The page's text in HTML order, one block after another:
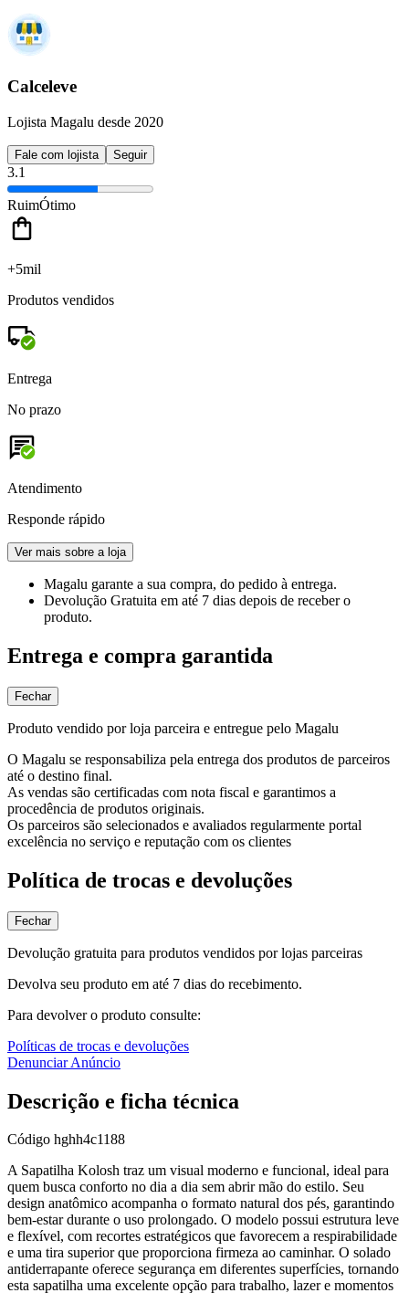
Calceleve
Lojista Magalu desde 2020
Fale com lojista Seguir
3.1
RuimÓtimo
+5mil
Produtos vendidos
Entrega
No prazo
Atendimento
Responde rápido
Ver mais sobre a loja
Magalu garante a sua compra, do pedido à entrega.
Devolução Gratuita em até 7 dias depois de receber o
produto.
Entrega e compra garantida
Fechar
Produto vendido por loja parceira e entregue pelo Magalu
O Magalu se responsabiliza pela entrega dos produtos de parceiros
até o destino final.
As vendas são certificadas com nota fiscal e garantimos a
procedência de produtos originais.
Os parceiros são selecionados e avaliados regularmente portal
excelência no serviço e reputação com os clientes
Política de trocas e devoluções
Fechar
Devolução gratuita para produtos vendidos por lojas parceiras
Devolva seu produto em até 7 dias do recebimento.
Para devolver o produto consulte:
Políticas de trocas e devoluções
Denunciar Anúncio
Descrição e ficha técnica
Código hghh4c1188
A Sapatilha Kolosh traz um visual moderno e funcional, ideal para
quem busca conforto no dia a dia sem abrir mão do estilo. Seu
design anatômico acompanha o formato natural dos pés, garantindo
bem-estar durante o uso prolongado. O modelo possui estrutura leve
e flexível, com recortes estratégicos que favorecem a respirabilidade
e uma tira superior que proporciona firmeza ao caminhar. O solado
antiderrapante oferece segurança em diferentes superfícies, tornando
esta sapatilha uma excelente opção para trabalho, lazer e momentos